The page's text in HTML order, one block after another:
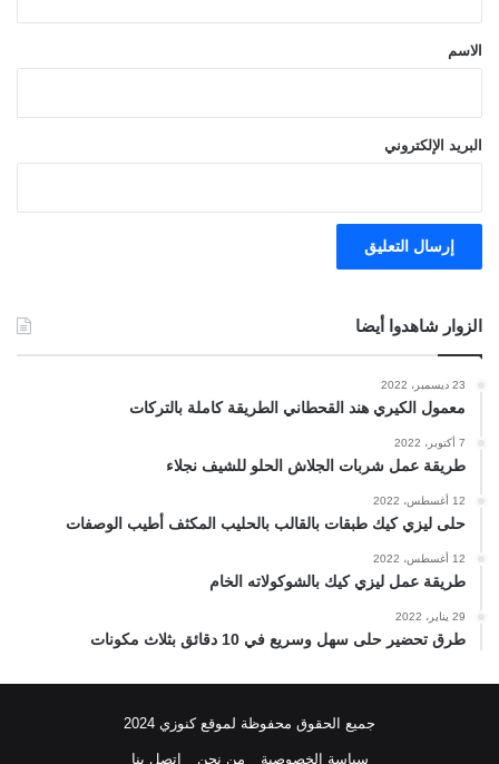
*الاسم
البريد الإلكتروني
الزوار شاهدوا أيضا
23 ديسمبر، 2022
معمول الكيري هند القحطاني الطريقة كاملة بالتركات
7 أكتوبر، 2022
طريقة عمل شربات الجلاش الحلو للشيف نجلاء
12 أغسطس، 2022
حلى ليزي كيك طبقات بالقالب بالحليب المكثف أطيب الوصفات
12 أغسطس، 2022
طريقة عمل ليزي كيك بالشوكولاته الخام
29 يناير، 2022
طرق تحضير حلى سهل وسريع في 10 دقائق بثلاث مكونات
جميع الحقوق محفوظة لموقع كنوزي 2024
سياسة الخصوصية من نحن اتصل بنا